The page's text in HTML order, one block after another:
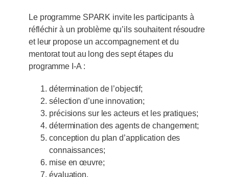
Le programme SPARK invite les participants à
réfléchir à un problème qu’ils souhaitent résoudre
et leur propose un accompagnement et du
mentorat tout au long des sept étapes du
programme I-A :
détermination de l’objectif;
sélection d’une innovation;
précisions sur les acteurs et les pratiques;
détermination des agents de changement;
conception du plan d’application des
connaissances;
mise en œuvre;
évaluation.